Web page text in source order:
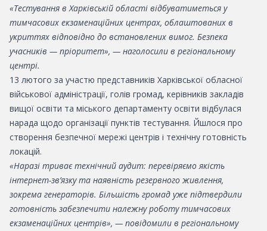
«Тестування в Харківській області відбуватиметься у
тимчасових екзаменаційних центрах, облаштованих в
укриттях відповідно до встановлених вимог. Безпека
учасників — пріоритет», — наголосили в регіональному
центрі.
13 лютого за участю представників Харківської обласної
військової адміністрації, голів громад, керівників закладів
вищої освіти та міського департаменту освіти відбулася
нарада щодо організації пунктів тестування. Йшлося про
створення безпечної мережі центрів і технічну готовність
локацій.
«Наразі триває технічний аудит: перевіряємо якість
інтернет-зв’язку та наявність резервного живлення,
зокрема генераторів. Більшість громад уже підтвердили
готовність забезпечити належну роботу тимчасових
екзаменаційних центрів», — повідомили в регіональному